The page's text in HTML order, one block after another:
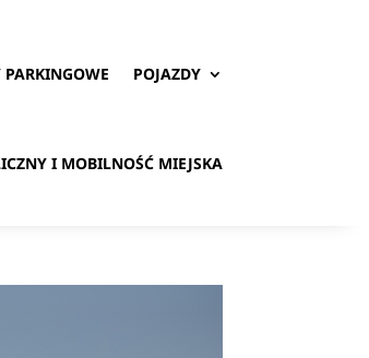
POJAZDY
I MOBILNOŚĆ MIEJSKA